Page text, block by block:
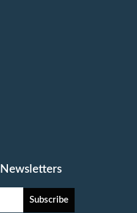
Subscribe